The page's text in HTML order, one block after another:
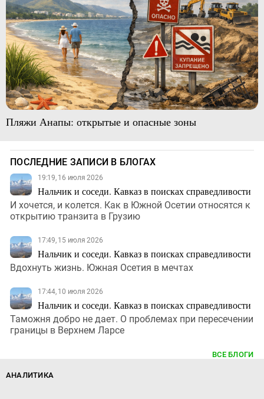
Пляжи Анапы: открытые и опасные зоны
ПОСЛЕДНИЕ ЗАПИСИ В БЛОГАХ
19:19, 16 июля 2026
Нальчик и соседи. Кавказ в поисках справедливости
И хочется, и колется. Как в Южной Осетии относятся к
открытию транзита в Грузию
17:49, 15 июля 2026
Нальчик и соседи. Кавказ в поисках справедливости
Вдохнуть жизнь. Южная Осетия в мечтах
17:44, 10 июля 2026
Нальчик и соседи. Кавказ в поисках справедливости
Таможня добро не дает. О проблемах при пересечении
границы в Верхнем Ларсе
ВСЕ БЛОГИ
АНАЛИТИКА